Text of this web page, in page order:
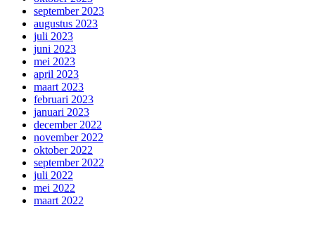
september 2023
augustus 2023
juli 2023
juni 2023
mei 2023
april 2023
maart 2023
februari 2023
januari 2023
december 2022
november 2022
oktober 2022
september 2022
juli 2022
mei 2022
maart 2022